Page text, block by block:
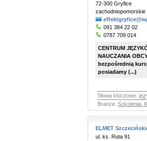
72-300 Gryfice
zachodniopomorskie
091 384 22 02
0787 709 014
CENTRUM
NAUCZANIA
bezpośrednią
posiadamy (...)
Słowa kluczowe:
Branże: Szkolenia,
ELMET
ul. ks. Ruta 91